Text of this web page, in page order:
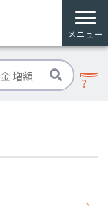
メニュー